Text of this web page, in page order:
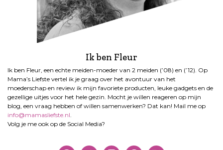
Ik ben Fleur
Ik ben Fleur, een echte meiden-moeder van 2 meiden (’08) en (’12). Op
Mama’s Liefste vertel ik je graag over het avontuur van het
moederschap en review ik mijn favoriete producten, leuke gadgets en de
gezellige uitjes voor het hele gezin. Mocht je willen reageren op mijn
blog, een vraag hebben of willen samenwerken? Dat kan! Mail me op
info@mamasliefste.nl.
Volg je me ook op de Social Media?